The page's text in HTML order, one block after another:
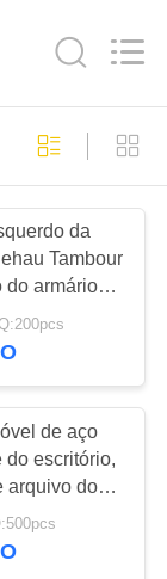
194
198
da
Tambour
do armário
do
da gaveta
de aço
do escritório,
arquivo do
3 gavetas